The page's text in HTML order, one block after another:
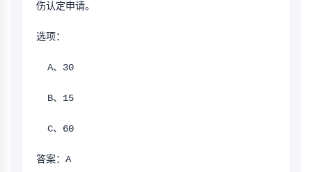
伤认定申请。
选项：
  A、30
  B、15
  C、60
答案：A